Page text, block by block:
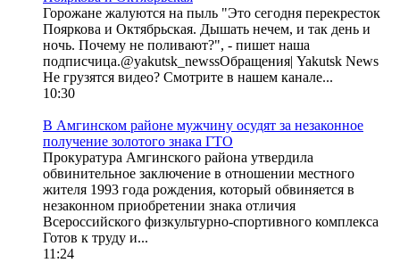
Горожане жалуются на пыль "Это сегодня перекресток
Пояркова и Октябрьская. Дышать нечем, и так день и
ночь. Почему не поливают?", - пишет наша
подписчица.@yakutsk_newssОбращения| Yakutsk News
Не грузятся видео? Смотрите в нашем канале...
10:30
В Амгинском районе мужчину осудят за незаконное
получение золотого знака ГТО
Прокуратура Амгинского района утвердила
обвинительное заключение в отношении местного
жителя 1993 года рождения, который обвиняется в
незаконном приобретении знака отличия
Всероссийского физкультурно-спортивного комплекса
Готов к труду и...
11:24